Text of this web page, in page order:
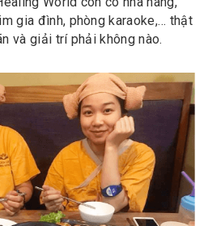
gia đình, phòng karaoke,… thật
và giải trí phải không nào.